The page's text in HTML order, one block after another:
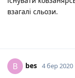
взагалі сльози.
B bes 4 бер 2020